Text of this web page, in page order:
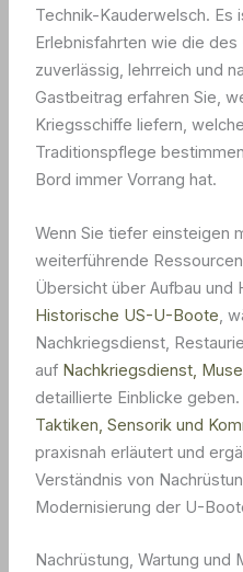
Technik-Kauderwelsch. Es
Erlebnisfahrten wie die des
zuverlässig, lehrreich und
Gastbeitrag erfahren Sie,
Kriegsschiffe liefern,
Traditionspflege
Bord immer Vorrang hat.
Wenn Sie tiefer einsteigen
weiterführende
Übersicht über Aufbau und
Historische US-U-Boote,
Nachkriegsdienst,
auf Nachkriegsdienst,
detaillierte Einblicke
Taktiken, Sensorik und
praxisnah erläutert und
Verständnis von
Modernisierung der U-
Nachrüstung, Wartung